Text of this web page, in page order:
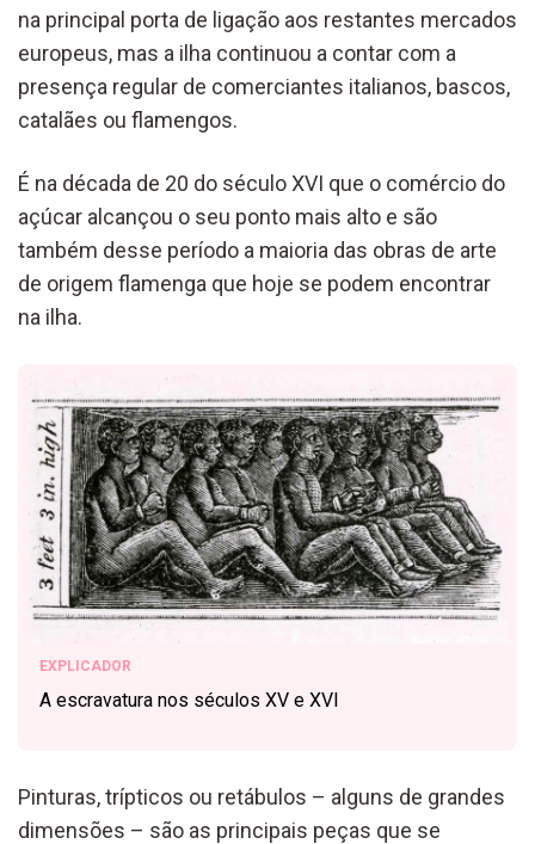
na principal porta de ligação aos restantes mercados
europeus, mas a ilha continuou a contar com a
presença regular de comerciantes italianos, bascos,
catalães ou flamengos.
É na década de 20 do século XVI que o comércio do
açúcar alcançou o seu ponto mais alto e são
também desse período a maioria das obras de arte
de origem flamenga que hoje se podem encontrar
na ilha.
EXPLICADOR
A escravatura nos séculos XV e XVI
Pinturas, trípticos ou retábulos – alguns de grandes
dimensões – são as principais peças que se